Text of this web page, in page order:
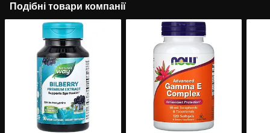
Подібні товари компанії